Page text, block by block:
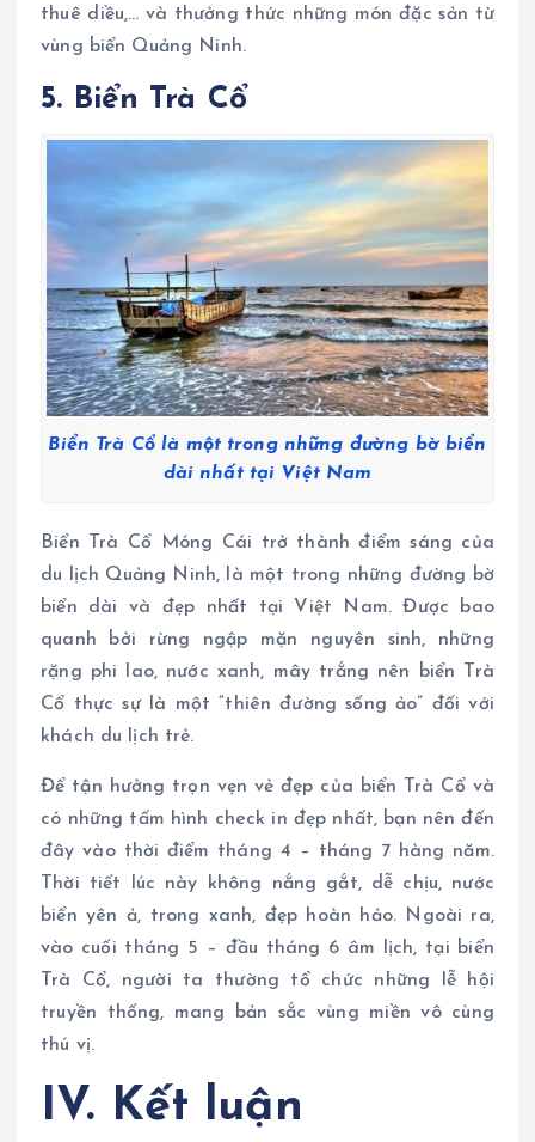
thuê diều,… và thưởng thức những món đặc sản từ
vùng biển Quảng Ninh.
5. Biển Trà Cổ
Biển Trà Cổ là một trong những đường bờ biển
dài nhất tại Việt Nam
Biển Trà Cổ Móng Cái trở thành điểm sáng của
du lịch Quảng Ninh, là một trong những đường bờ
biển dài và đẹp nhất tại Việt Nam. Được bao
quanh bởi rừng ngập mặn nguyên sinh, những
rặng phi lao, nước xanh, mây trắng nên biển Trà
Cổ thực sự là một “thiên đường sống ảo” đối với
khách du lịch trẻ.
Để tận hưởng trọn vẹn vẻ đẹp của biển Trà Cổ và
có những tấm hình check in đẹp nhất, bạn nên đến
đây vào thời điểm tháng 4 – tháng 7 hàng năm.
Thời tiết lúc này không nắng gắt, dễ chịu, nước
biển yên ả, trong xanh, đẹp hoàn hảo. Ngoài ra,
vào cuối tháng 5 – đầu tháng 6 âm lịch, tại biển
Trà Cổ, người ta thường tổ chức những lễ hội
truyền thống, mang bản sắc vùng miền vô cùng
thú vị.
IV. Kết luận